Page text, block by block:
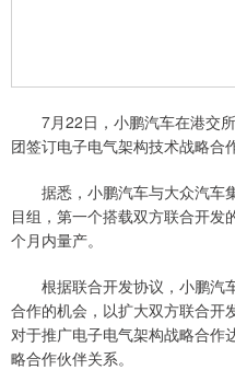
7月22日，小鹏汽车在港交所
团签订电子电气架构技术战略合
据悉，小鹏汽车与大众汽车
目组，第一个搭载双方联合开
个月内量产。
根据联合开发协议，小鹏汽
合作的机会，以扩大双方联合开
对于推广电子电气架构战略合作
略合作伙伴关系。